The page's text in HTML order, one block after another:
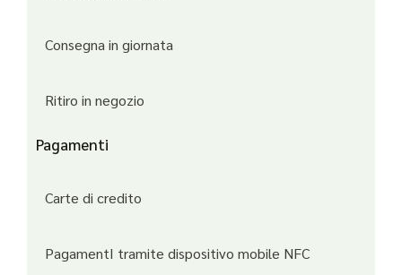
Consegna in giornata
Ritiro in negozio
Pagamenti
Carte di credito
PagamentI tramite dispositivo mobile NFC